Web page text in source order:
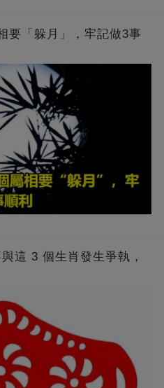
要「躲月」，牢記做3事
這 3 個生肖發生爭執，